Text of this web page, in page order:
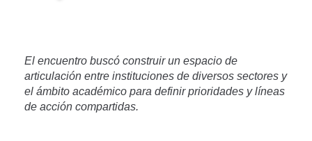
El encuentro buscó construir un espacio de
articulación entre instituciones de diversos sectores y
el ámbito académico para definir prioridades y líneas
de acción compartidas.